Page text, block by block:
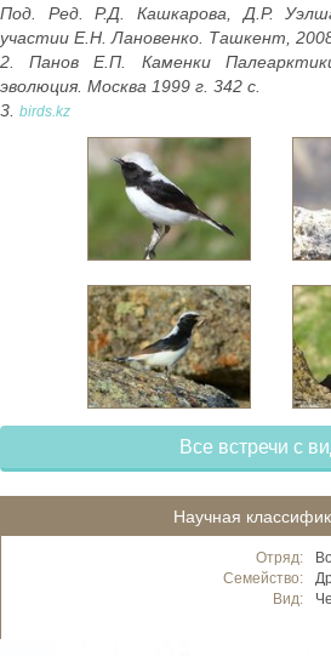
Под. Ред. Р.Д. Кашкарова, Д.Р.
участии Е.Н. Лановенко. Ташкент,
2. Панов Е.П. Каменки
эволюция. Москва 1999 г. 342 с.
3. birds.kz
Все встречи с
Научная
Отряд:
Семейство:
Вид: